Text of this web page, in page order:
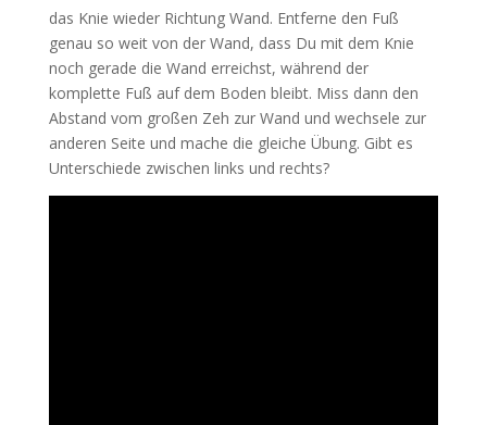
das Knie wieder Richtung Wand. Entferne den Fuß
genau so weit von der Wand, dass Du mit dem Knie
noch gerade die Wand erreichst, während der
komplette Fuß auf dem Boden bleibt. Miss dann den
Abstand vom großen Zeh zur Wand und wechsele zur
anderen Seite und mache die gleiche Übung. Gibt es
Unterschiede zwischen links und rechts?